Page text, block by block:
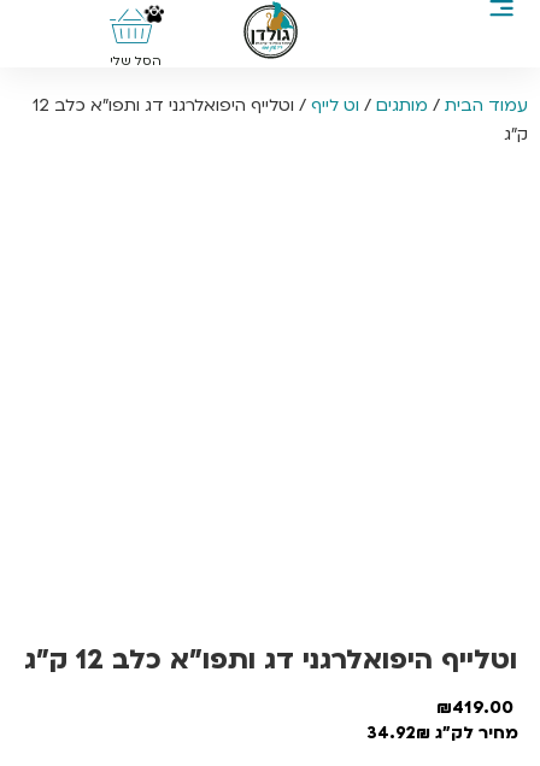
0
הסל שלי
עמוד הבית / מותגים / וט לייף
/ וטלייף היפואלרגני דג ותפו”א כלב 12
ק”ג
וטלייף היפואלרגני דג ותפו”א כלב 12 ק”ג
419.00
₪
מחיר לק"ג 34.92₪